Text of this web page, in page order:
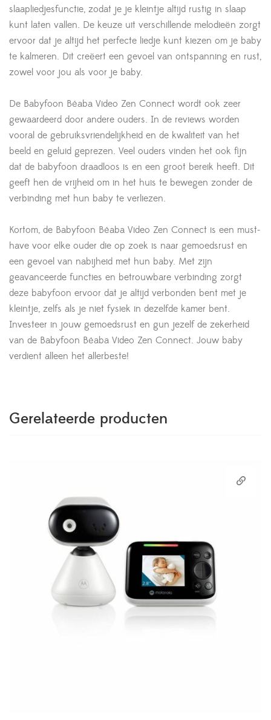
slaapliedjesfunctie, zodat je je kleintje altijd rustig in slaap
kunt laten vallen. De keuze uit verschillende melodieën zorgt
ervoor dat je altijd het perfecte liedje kunt kiezen om je baby
te kalmeren. Dit creëert een gevoel van ontspanning en rust,
zowel voor jou als voor je baby.
De Babyfoon Béaba Video Zen Connect wordt ook zeer
gewaardeerd door andere ouders. In de reviews worden
vooral de gebruiksvriendelijkheid en de kwaliteit van het
beeld en geluid geprezen. Veel ouders vinden het ook fijn
dat de babyfoon draadloos is en een groot bereik heeft. Dit
geeft hen de vrijheid om in het huis te bewegen zonder de
verbinding met hun baby te verliezen.
Kortom, de Babyfoon Béaba Video Zen Connect is een must-
have voor elke ouder die op zoek is naar gemoedsrust en
een gevoel van nabijheid met hun baby. Met zijn
geavanceerde functies en betrouwbare verbinding zorgt
deze babyfoon ervoor dat je altijd verbonden bent met je
kleintje, zelfs als je niet fysiek in dezelfde kamer bent.
Investeer in jouw gemoedsrust en gun jezelf de zekerheid
van de Babyfoon Béaba Video Zen Connect. Jouw baby
verdient alleen het allerbeste!
Gerelateerde producten